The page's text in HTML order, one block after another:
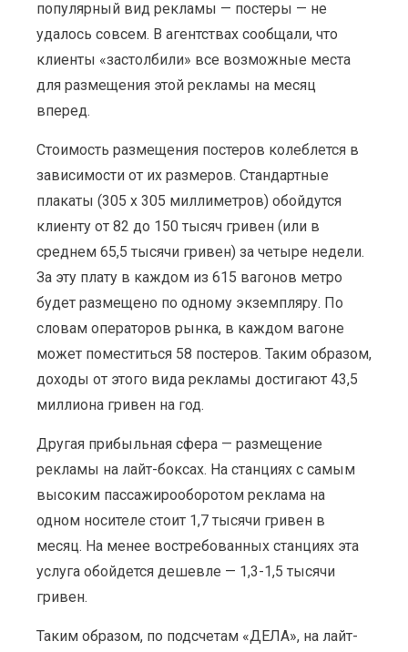
популярный вид рекламы — постеры — не
удалось совсем. В агентствах сообщали, что
клиенты «застолбили» все возможные места
для размещения этой рекламы на месяц
вперед.
Стоимость размещения постеров колеблется в
зависимости от их размеров. Стандартные
плакаты (305 х 305 миллиметров) обойдутся
клиенту от 82 до 150 тысяч гривен (или в
среднем 65,5 тысячи гривен) за четыре недели.
За эту плату в каждом из 615 вагонов метро
будет размещено по одному экземпляру. По
словам операторов рынка, в каждом вагоне
может поместиться 58 постеров. Таким образом,
доходы от этого вида рекламы достигают 43,5
миллиона гривен на год.
Другая прибыльная сфера — размещение
рекламы на лайт-боксах. На станциях с самым
высоким пассажирооборотом реклама на
одном носителе стоит 1,7 тысячи гривен в
месяц. На менее востребованных станциях эта
услуга обойдется дешевле — 1,3-1,5 тысячи
гривен.
Таким образом, по подсчетам «ДЕЛА», на лайт-